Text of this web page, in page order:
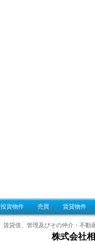
投資物件 売買 賃貸物件
賃貸借、管理及びその仲介・不
株式会社